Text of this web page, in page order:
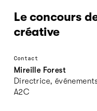
Le concours
créative
Contact
Mireille Forest
Directrice,
A2C